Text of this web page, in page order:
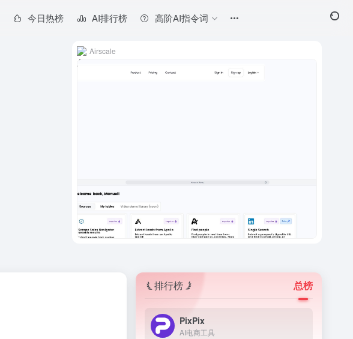
今日热榜 AI排行榜 高阶AI指令词
Airscale
排行榜 总榜
PixPix
AI电商工具